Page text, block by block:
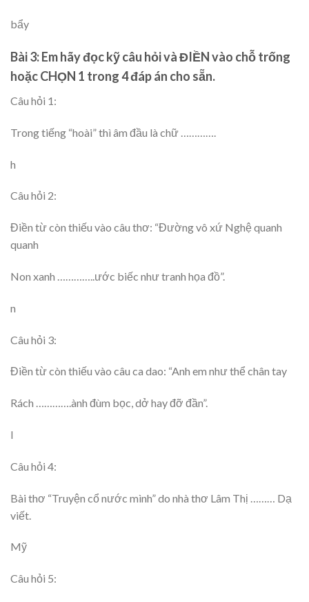
bẩy
Bài 3: Em hãy đọc kỹ câu hỏi và ĐIỀN vào chỗ trống
hoặc CHỌN 1 trong 4 đáp án cho sẵn.
Câu hỏi 1:
Trong tiếng “hoài” thì âm đầu là chữ ………….
h
Câu hỏi 2:
Điền từ còn thiếu vào câu thơ: “Đường vô xứ Nghệ quanh
quanh
Non xanh …………..ước biếc như tranh họa đồ”.
n
Câu hỏi 3:
Điền từ còn thiếu vào câu ca dao: “Anh em như thể chân tay
Rách ………….ành đùm bọc, dở hay đỡ đần”.
l
Câu hỏi 4:
Bài thơ “Truyện cổ nước mình” do nhà thơ Lâm Thị ……… Dạ
viết.
Mỹ
Câu hỏi 5: